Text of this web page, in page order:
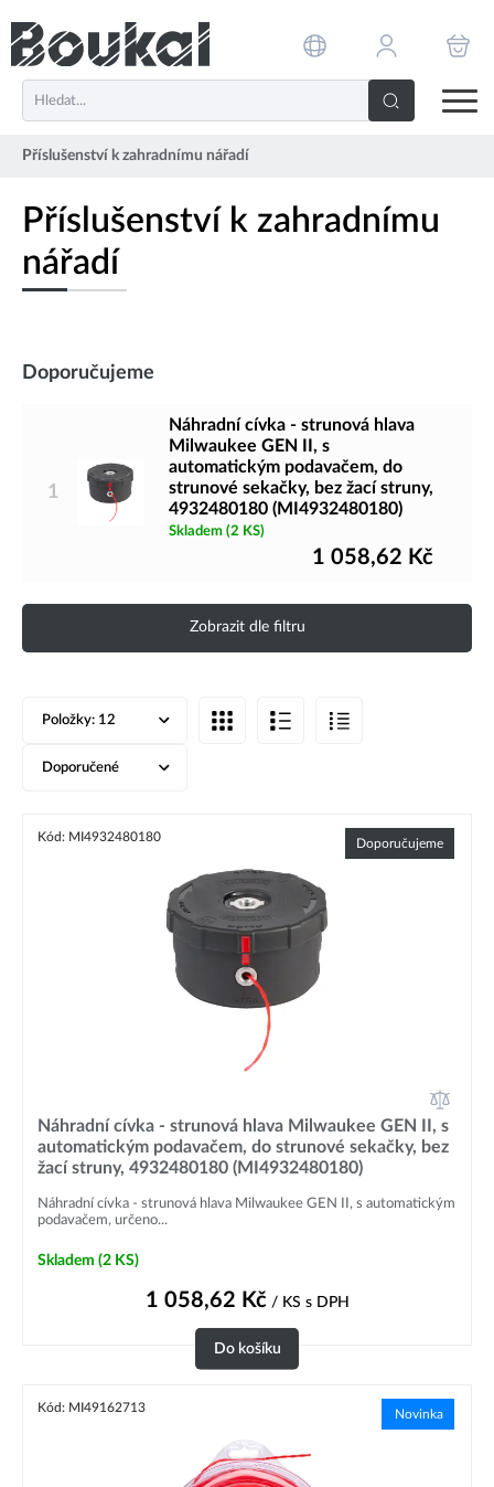
Příslušenství k zahradnímu nářadí
Příslušenství k zahradnímu
nářadí
Doporučujeme
1
Náhradní cívka - strunová hlava
Milwaukee GEN II, s
automatickým podavačem, do
strunové sekačky, bez žací struny,
4932480180 (MI4932480180)
Skladem (2 KS)
1 058,62 Kč
Zobrazit dle filtru
Položky: 12
Doporučené
Kód: MI4932480180 Doporučujeme
Náhradní cívka - strunová hlava Milwaukee GEN II, s
automatickým podavačem, do strunové sekačky, bez
žací struny, 4932480180 (MI4932480180)
Náhradní cívka - strunová hlava Milwaukee GEN II, s automatickým
podavačem, určeno...
Skladem (2 KS)
1 058,62 Kč/ KS s DPH
Do košíku
Kód: MI49162713 Novinka